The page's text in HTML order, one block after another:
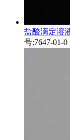
盐酸滴定溶
号:7647-01-